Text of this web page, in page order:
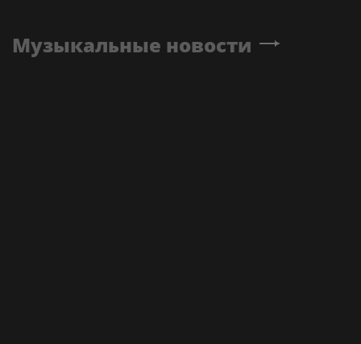
Музыкальные новости